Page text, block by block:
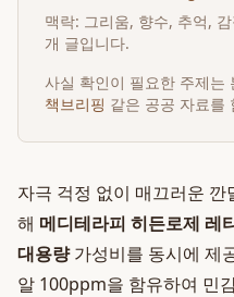
맥락: 그리움, 향수, 추억,
개 글입니다.
사실 확인이 필요한 주제는
책브리핑 같은 공공 자료를
자극 걱정 없이 매끄러운
해 메디테라피 히든로제 레
대용량가성비를 동시에 제
알 100ppm을 함유하여 민